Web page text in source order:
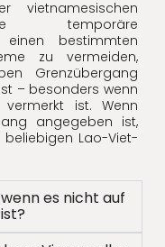
vietnamesischen
temporäre
einen bestimmten
zu vermeiden,
Grenzübergang
– besonders wenn
ist. Wenn
angegeben ist,
Lao-Viet-
es nicht auf